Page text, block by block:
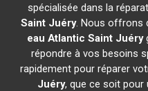
spécialisée dans la
Saint Juéry. Nous offrons
eau Atlantic Saint Juéry
répondre à vos besoins
rapidement pour réparer
Juéry, que ce soit pour